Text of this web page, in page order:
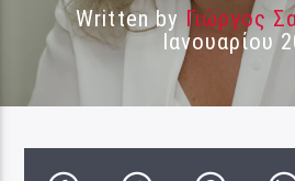
Written by Γιώργος
Ιανουαρίου